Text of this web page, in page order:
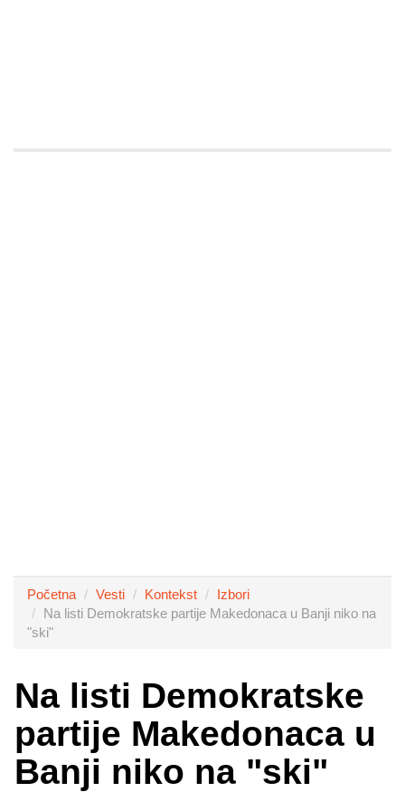
Početna Vesti Kontekst
Izbori
Na listi Demokratske partije Makedonaca u Banji niko na
"ski"
Na listi Demokratske
partije Makedonaca u
Banji niko na "ski"